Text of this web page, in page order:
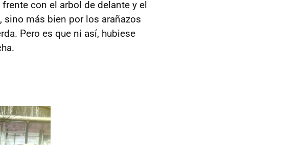
con el arbol de delante y el
más bien por los arañazos
Pero es que ni así, hubiese